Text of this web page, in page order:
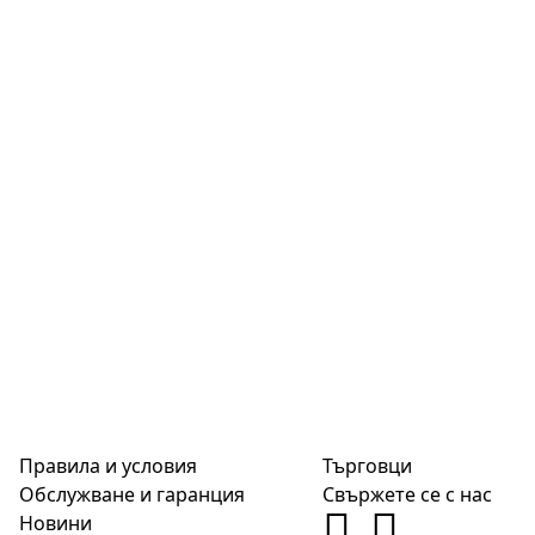
Правила и условия
Обслужване и гаранция
Новини
Търговци
Свържете се с нас